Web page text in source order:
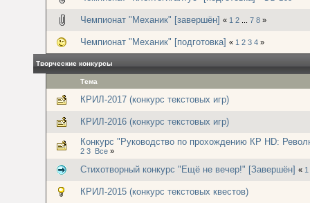
Чемпионат "Механик" [завершён] « 1 2 7 8 »
Чемпионат "Механик" [подготовка] « 1 2 3 4 »
Творческие конкурсы
Тема
КРИЛ-2017 (конкурс текстовых игр)
КРИЛ-2016 (конкурс текстовых игр)
Конкурс "Руководство по прохождению КР HD:
2 3 Все »
Стихотворный конкурс "Ещё не вечер!" [Завершён] « 1
КРИЛ-2015 (конкурс текстовых квестов)